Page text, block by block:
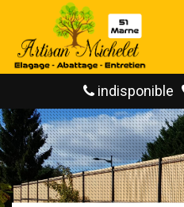
indisponible